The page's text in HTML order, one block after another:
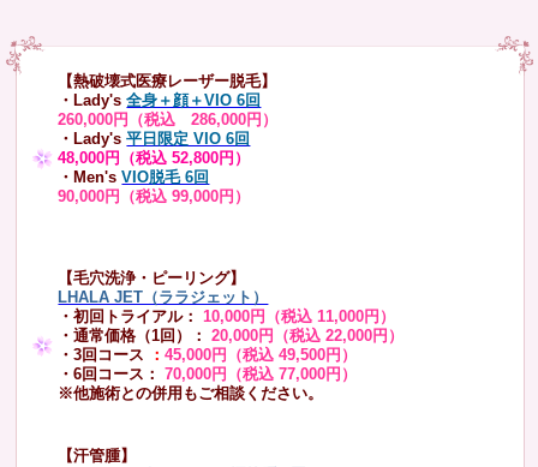
【熱破壊式医療レーザー脱毛】
・Lady's 全身＋顔＋VIO 6回
260,000円（税込 286,000円）
・Lady's平日限定 VIO 6回
48,000円（税込 52,800円）
・Men's VIO脱毛 6回
90,000円（税込 99,000円）
【毛穴洗浄・ピーリング】
LHALA JET（ララジェット）
・初回トライアル： 10,000円（税込 11,000円）
・通常価格（1回）：
20,000円（税込 22,000円）
・3回コース ：45,000円（税込 49,500円）
・6回コース：
70,000円（税込 77,000円）
※他施術との併用もご相談ください。
【汗管腫】